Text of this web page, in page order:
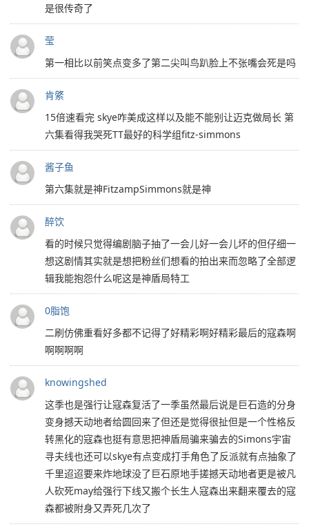
是很传奇了
莹
第一相比以前笑点变多了第二尖叫鸟趴脸上不张嘴会死是吗
肯綮
15倍速看完 skye咋美成这样以及能不能别让迈克做局长 第
六集看得我哭死TT最好的科学组fitz-simmons
酱子鱼
第六集就是神FitzampSimmons就是神️
醉饮
看的时候只觉得编剧脑子抽了一会儿好一会儿坏的但仔细一
想这剧情其实就是想把粉丝们想看的拍出来而忽略了全部逻
辑我能抱怨什么呢这是神盾局特工
0脂饱
二刷仿佛重看好多都不记得了好精彩啊好精彩最后的寇森啊
啊啊啊啊
knowingshed
这季也是强行让寇森复活了一季虽然最后说是巨石造的分身
变身撼天动地者给圆回来了但还是觉得很扯但是一个性格反
转黑化的寇森也挺有意思把神盾局骗来骗去的Simons宇宙
寻夫线也还可以skye有点变成打手角色了反派就有点抽象了
千里迢迢要来炸地球没了巨石原地手搓撼天动地者更是被凡
人砍死may给强行下线又搬个长生人寇森出来翻来覆去的寇
森都被附身又弄死几次了